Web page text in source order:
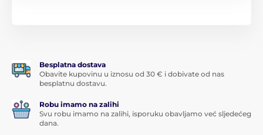
Besplatna dostava
Obavite kupovinu u iznosu od 30 € i dobivate od nas
besplatnu dostavu.
Robu imamo na zalihi
Svu robu imamo na zalihi, isporuku obavljamo već sljedećeg
dana.